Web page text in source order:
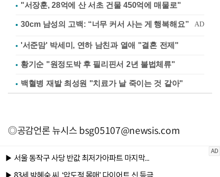
"서장훈, 28억에 산 서초 건물 450억에 매물로"
'서준맘' 박세미, 연하 남친과 열애 "결혼 전제"
황기순 "원정도박 후 필리핀서 2년 불법체류"
백혈병 재발 최성원 "치료가 날 죽이는 것 같아"
◎공감언론 뉴시스bsg05107@newsis.com